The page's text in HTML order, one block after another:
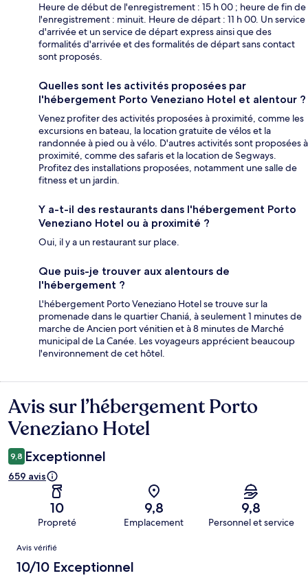
Heure de début de l'enregistrement : 15 h 00 ; heure de fin de
l'enregistrement : minuit. Heure de départ : 11 h 00. Un service
d'arrivée et un service de départ express ainsi que des
formalités d'arrivée et des formalités de départ sans contact
sont proposés.
Quelles sont les activités proposées par
l'hébergement Porto Veneziano Hotel et alentour ?
Venez profiter des activités proposées à proximité, comme les
excursions en bateau, la location gratuite de vélos et la
randonnée à pied ou à vélo. D'autres activités sont proposées à
proximité, comme des safaris et la location de Segways.
Profitez des installations proposées, notamment une salle de
fitness et un jardin.
Y a-t-il des restaurants dans l'hébergement Porto
Veneziano Hotel ou à proximité ?
Oui, il y a un restaurant sur place.
Que puis-je trouver aux alentours de
l'hébergement ?
L'hébergement Porto Veneziano Hotel se trouve sur la
promenade dans le quartier Chaniá, à seulement 1 minutes de
marche de Ancien port vénitien et à 8 minutes de Marché
municipal de La Canée. Les voyageurs apprécient beaucoup
l'environnement de cet hôtel.
Avis
Avis sur l’hébergement Porto
Veneziano Hotel
9,8 Exceptionnel
659 avis
10
Propreté
9,8
Emplacement
9,8
Personnel et service
Avis
Avis vérifié
10/10 Exceptionnel